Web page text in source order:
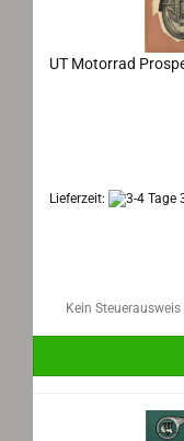
UT Motorrad
Lieferzeit:
Kein